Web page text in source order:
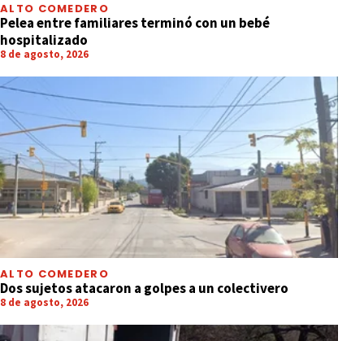
ALTO COMEDERO
Pelea entre familiares terminó con un bebé
hospitalizado
8 de agosto, 2026
ALTO COMEDERO
Dos sujetos atacaron a golpes a un colectivero
8 de agosto, 2026